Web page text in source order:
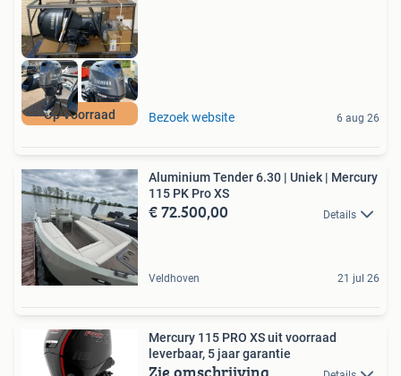
Op Voorraad Bezoek website 6 aug 26
Aluminium Tender 6.30 | Uniek | Mercury
115 PK Pro XS
€ 72.500,00 Details
Veldhoven 21 jul 26
Mercury 115 PRO XS uit voorraad
leverbaar, 5 jaar garantie